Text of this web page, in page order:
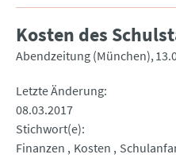
Kosten des
Abendzeitung (München)
Letzte Änderung
08.03.2017
Stichwort(e)
Finanzen
Kosten